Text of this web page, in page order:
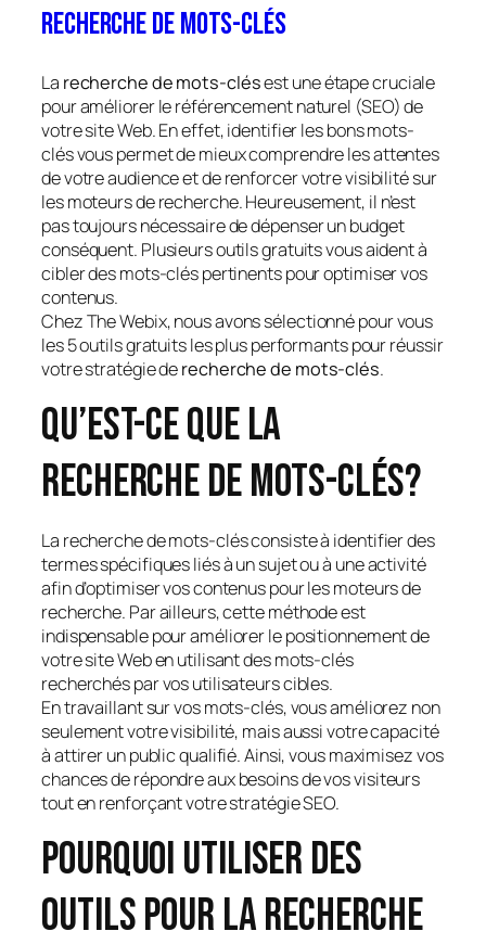
recherche de mots-clés
La recherche de mots-clésest une étape cruciale
pour améliorer le référencement naturel (SEO) de
votre site Web. En effet, identifier les bons mots-
clés vous permet de mieux comprendre les attentes
de votre audience et de renforcer votre visibilité sur
les moteurs de recherche. Heureusement, il n’est
pas toujours nécessaire de dépenser un budget
conséquent. Plusieurs outils gratuits vous aident à
cibler des mots-clés pertinents pour optimiser vos
contenus.
Chez The Webix, nous avons sélectionné pour vous
les 5 outils gratuits les plus performants pour réussir
votre stratégie derecherche de mots-clés.
Qu’est-ce que la
recherche de mots-clés?
La recherche de mots-clés consiste à identifier des
termes spécifiques liés à un sujet ou à une activité
afin d’optimiser vos contenus pour les moteurs de
recherche. Par ailleurs, cette méthode est
indispensable pour améliorer le positionnement de
votre site Web en utilisant des mots-clés
recherchés par vos utilisateurs cibles.
En travaillant sur vos mots-clés, vous améliorez non
seulement votre visibilité, mais aussi votre capacité
à attirer un public qualifié. Ainsi, vous maximisez vos
chances de répondre aux besoins de vos visiteurs
tout en renforçant votre stratégie SEO.
Pourquoi utiliser des
outils pour la recherche